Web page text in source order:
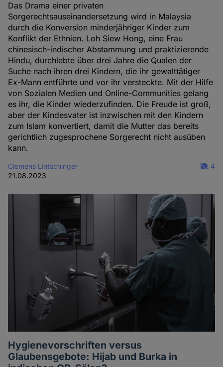
Das Drama einer privaten
Sorgerechtsauseinandersetzung wird in Malaysia
durch die Konversion minderjähriger Kinder zum
Konflikt der Ethnien. Loh Siew Hong, eine Frau
chinesisch-indischer Abstammung und praktizierende
Hindu, durchlebte über drei Jahre die Qualen der
Suche nach ihren drei Kindern, die ihr gewalttätiger
Ex-Mann entführte und vor ihr versteckte. Mit der Hilfe
von Sozialen Medien und Online-Communities gelang
es ihr, die Kinder wiederzufinden. Die Freude ist groß,
aber der Kindesvater ist inzwischen mit den Kindern
zum Islam konvertiert, damit die Mutter das bereits
gerichtlich zugesprochene Sorgerecht nicht ausüben
kann.
Clemens Lintschinger
21.08.2023
4
Hygienevorschriften versus
Glaubensgebote: Hijab und Burka in